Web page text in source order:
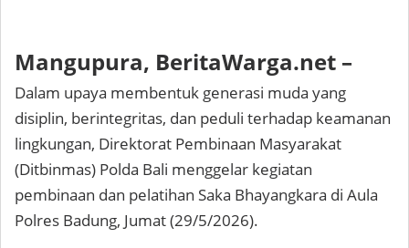
Mangupura, BeritaWarga.net –
Dalam upaya membentuk generasi muda yang
disiplin, berintegritas, dan peduli terhadap keamanan
lingkungan, Direktorat Pembinaan Masyarakat
(Ditbinmas) Polda Bali menggelar kegiatan
pembinaan dan pelatihan Saka Bhayangkara di Aula
Polres Badung, Jumat (29/5/2026).